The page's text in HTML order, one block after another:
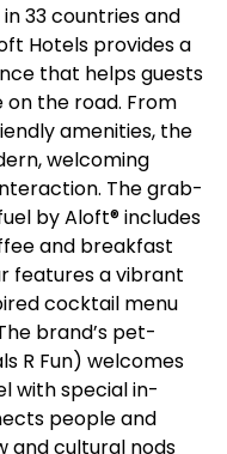
33 countries and
Hotels provides a
that helps guests
on the road. From
amenities, the
welcoming
The grab-
by Aloft® includes
and breakfast
features a vibrant
cocktail menu
brand’s pet-
R Fun) welcomes
with special in-
people and
and cultural nods